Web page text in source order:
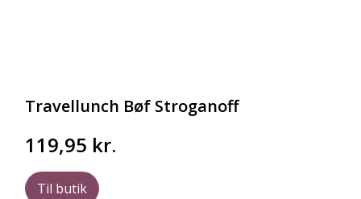
Travellunch Bøf Stroganoff
119,95 kr.
Til butik